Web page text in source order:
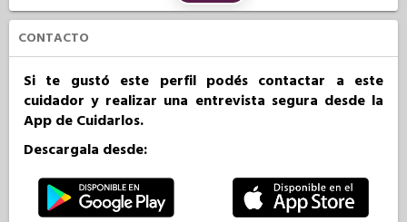
CONTACTO
Si te gustó este perfil podés contactar a este
cuidador y realizar una entrevista segura desde la
App de Cuidarlos.
Descargala desde: